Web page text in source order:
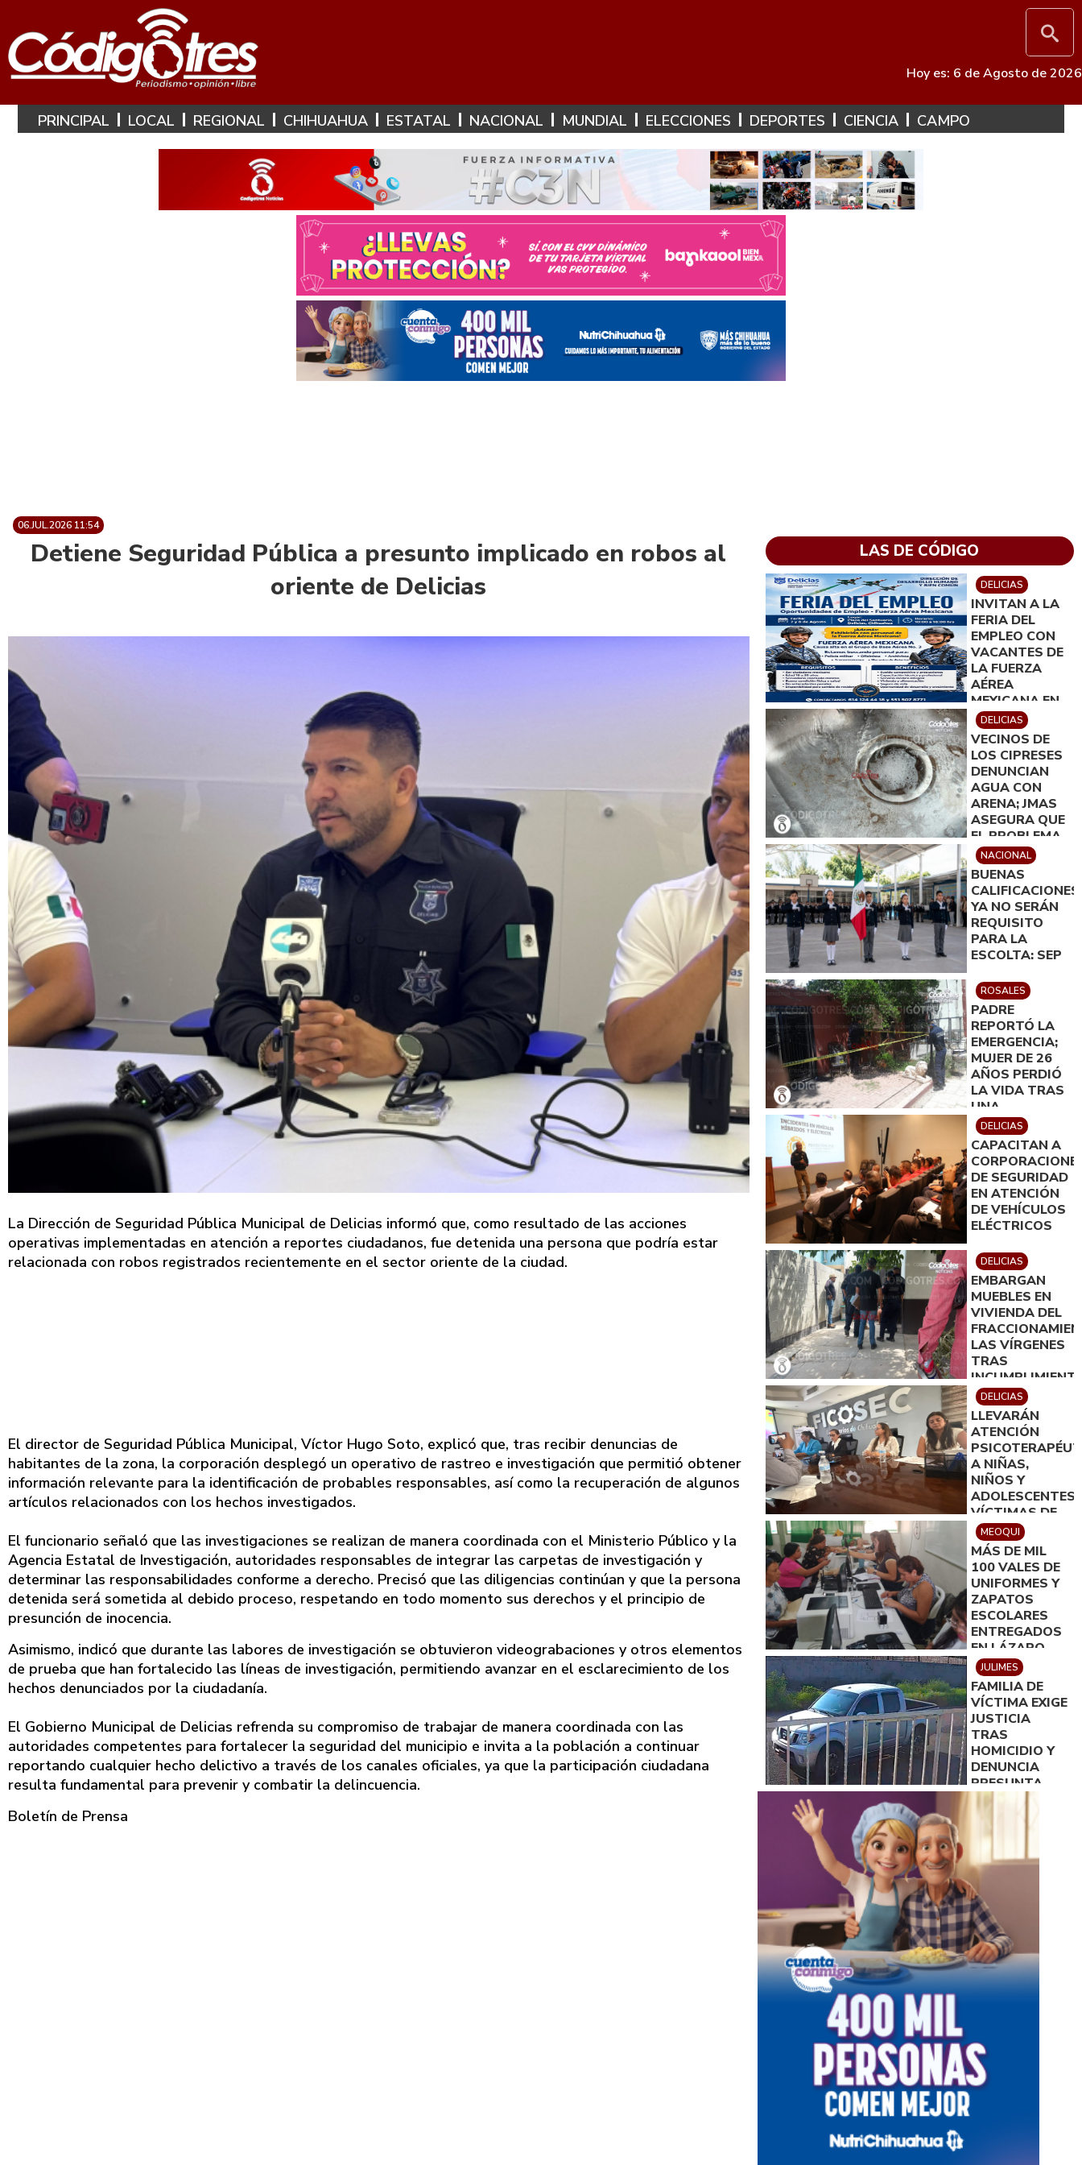
Hoy es: 6 de Agosto de 2026
PRINCIPAL LOCAL REGIONAL CHIHUAHUA ESTATAL NACIONAL MUNDIAL ELECCIONES DEPORTES CIENCIA CAMPO
06.JUL.2026 11:54
Detiene Seguridad Pública a presunto implicado en robos al
oriente de Delicias
La Dirección de Seguridad Pública Municipal de Delicias informó que, como resultado de las acciones
operativas implementadas en atención a reportes ciudadanos, fue detenida una persona que podría estar
relacionada con robos registrados recientemente en el sector oriente de la ciudad.
El director de Seguridad Pública Municipal, Víctor Hugo Soto, explicó que, tras recibir denuncias de
habitantes de la zona, la corporación desplegó un operativo de rastreo e investigación que permitió obtener
información relevante para la identificación de probables responsables, así como la recuperación de algunos
artículos relacionados con los hechos investigados.
El funcionario señaló que las investigaciones se realizan de manera coordinada con el Ministerio Público y la
Agencia Estatal de Investigación, autoridades responsables de integrar las carpetas de investigación y
determinar las responsabilidades conforme a derecho. Precisó que las diligencias continúan y que la persona
detenida será sometida al debido proceso, respetando en todo momento sus derechos y el principio de
presunción de inocencia.
Asimismo, indicó que durante las labores de investigación se obtuvieron videograbaciones y otros elementos
de prueba que han fortalecido las líneas de investigación, permitiendo avanzar en el esclarecimiento de los
hechos denunciados por la ciudadanía.
El Gobierno Municipal de Delicias refrenda su compromiso de trabajar de manera coordinada con las
autoridades competentes para fortalecer la seguridad del municipio e invita a la población a continuar
reportando cualquier hecho delictivo a través de los canales oficiales, ya que la participación ciudadana
resulta fundamental para prevenir y combatir la delincuencia.
Boletín de Prensa
LAS DE CÓDIGO
DELICIAS
INVITAN A LA
FERIA DEL
EMPLEO CON
VACANTES DE
LA FUERZA
AÉREA
MEXICANA EN
DELICIAS
DELICIAS
VECINOS DE
LOS CIPRESES
DENUNCIAN
AGUA CON
ARENA; JMAS
ASEGURA QUE
EL PROBLEMA
QUEDARÁ
RESUELTO EN
MENOS DE 24
HORAS
NACIONAL
BUENAS
CALIFICACIONES
YA NO SERÁN
REQUISITO
PARA LA
ESCOLTA: SEP
ROSALES
PADRE
REPORTÓ LA
EMERGENCIA;
MUJER DE 26
AÑOS PERDIÓ
LA VIDA TRAS
UNA
PRESUNTA
INTOXICACIÓN.
DELICIAS
CAPACITAN A
DE SEGURIDAD
EN ATENCIÓN
DE VEHÍCULOS
ELÉCTRICOS
DELICIAS
EMBARGAN
MUEBLES EN
VIVIENDA DEL
LAS VÍRGENES
TRAS
DE ACUERDO
DE PAGO
DELICIAS
LLEVARÁN
ATENCIÓN
A NIÑAS,
NIÑOS Y
ADOLESCENTES
VÍCTIMAS DE
DELITOS
SEXUALES EN
DELICIAS
MEOQUI
MÁS DE MIL
100 VALES DE
UNIFORMES Y
ZAPATOS
ESCOLARES
ENTREGADOS
EN LÁZARO
CÁRDENAS
JULIMES
FAMILIA DE
VÍCTIMA EXIGE
JUSTICIA
TRAS
HOMICIDIO Y
DENUNCIA
PRESUNTA
OMISIÓN DE
AUTORIDADES
EN JULIMES